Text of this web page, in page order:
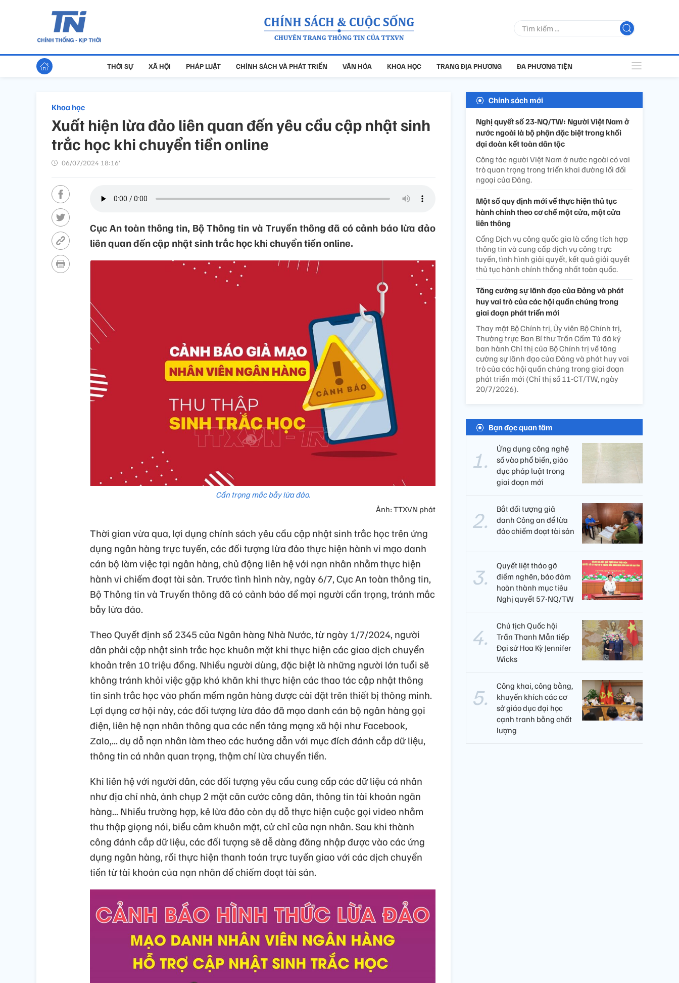
THỜI SỰ XÃ HỘI PHÁP LUẬT CHÍNH SÁCH VÀ PHÁT TRIỂN VĂN HÓA KHOA HỌC TRANG ĐỊA PHƯƠNG ĐA PHƯƠNG TIỆN
Khoa học
Xuất hiện lừa đảo liên quan đến yêu cầu cập nhật sinh
trắc học khi chuyển tiền online
06/07/2024 18:16’
Cục An toàn thông tin, Bộ Thông tin và Truyền thông đã có cảnh báo lừa đảo
liên quan đến cập nhật sinh trắc học khi chuyển tiền online.
Cẩn trọng mắc bẫy lừa đảo.
Ảnh: TTXVN phát
Thời gian vừa qua, lợi dụng chính sách yêu cầu cập nhật sinh trắc học trên ứng
dụng ngân hàng trực tuyến, các đối tượng lừa đảo thực hiện hành vi mạo danh
cán bộ làm việc tại ngân hàng, chủ động liên hệ với nạn nhân nhằm thực hiện
hành vi chiếm đoạt tài sản. Trước tình hình này, ngày 6/7, Cục An toàn thông tin,
Bộ Thông tin và Truyền thông đã có cảnh báo để mọi người cẩn trọng, tránh mắc
bẫy lừa đảo.
Theo Quyết định số 2345 của Ngân hàng Nhà Nước, từ ngày 1/7/2024, người
dân phải cập nhật sinh trắc học khuôn mặt khi thực hiện các giao dịch chuyển
khoản trên 10 triệu đồng. Nhiều người dùng, đặc biệt là những người lớn tuổi sẽ
không tránh khỏi việc gặp khó khăn khi thực hiện các thao tác cập nhật thông
tin sinh trắc học vào phần mềm ngân hàng được cài đặt trên thiết bị thông minh.
Lợi dụng cơ hội này, các đối tượng lừa đảo đã mạo danh cán bộ ngân hàng gọi
điện, liên hệ nạn nhân thông qua các nền tảng mạng xã hội như Facebook,
Zalo,... dụ dỗ nạn nhân làm theo các hướng dẫn với mục đích đánh cắp dữ liệu,
thông tin cá nhân quan trọng, thậm chí lừa chuyển tiền.
Khi liên hệ với người dân, các đối tượng yêu cầu cung cấp các dữ liệu cá nhân
như địa chỉ nhà, ảnh chụp 2 mặt căn cước công dân, thông tin tài khoản ngân
hàng... Nhiều trường hợp, kẻ lừa đảo còn dụ dỗ thực hiện cuộc gọi video nhằm
thu thập giọng nói, biểu cảm khuôn mặt, cử chỉ của nạn nhân. Sau khi thành
công đánh cắp dữ liệu, các đối tượng sẽ dễ dàng đăng nhập được vào các ứng
dụng ngân hàng, rồi thực hiện thanh toán trực tuyến giao với các dịch chuyển
tiền từ tài khoản của nạn nhân để chiếm đoạt tài sản.
Chính sách mới
Nghị quyết số 23-NQ/TW: Người Việt Nam ở
nước ngoài là bộ phận đặc biệt trong khối
đại đoàn kết toàn dân tộc
Công tác người Việt Nam ở nước ngoài có vai
trò quan trọng trong triển khai đường lối đối
ngoại của Đảng.
Một số quy định mới về thực hiện thủ tục
hành chính theo cơ chế một cửa, một cửa
liên thông
Cổng Dịch vụ công quốc gia là cổng tích hợp
thông tin và cung cấp dịch vụ công trực
tuyến, tình hình giải quyết, kết quả giải quyết
thủ tục hành chính thống nhất toàn quốc.
Tăng cường sự lãnh đạo của Đảng và phát
huy vai trò của các hội quần chúng trong
giai đoạn phát triển mới
Thay mặt Bộ Chính trị, Ủy viên Bộ Chính trị,
Thường trực Ban Bí thư Trần Cẩm Tú đã ký
ban hành Chỉ thị của Bộ Chính trị về tăng
cường sự lãnh đạo của Đảng và phát huy vai
trò của các hội quần chúng trong giai đoạn
phát triển mới (Chỉ thị số 11-CT/TW, ngày
20/7/2026).
Bạn đọc quan tâm
Ứng dụng công nghệ
số vào phổ biến, giáo
dục pháp luật trong
giai đoạn mới
Bắt đối tượng giả
danh Công an để lừa
đảo chiếm đoạt tài sản
Quyết liệt tháo gỡ
điểm nghẽn, bảo đảm
hoàn thành mục tiêu
Nghị quyết 57-NQ/TW
Chủ tịch Quốc hội
Trần Thanh Mẫn tiếp
Đại sứ Hoa Kỳ Jennifer
Wicks
Công khai, công bằng,
khuyến khích các cơ
sở giáo dục đại học
cạnh tranh bằng chất
lượng​